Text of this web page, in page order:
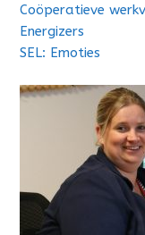
Coöperatieve
Energizers
SEL: Emoties